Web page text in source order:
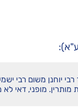
יוחנן משום רבי
מותרין. מופני, דאי